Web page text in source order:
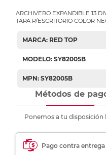
ARCHIVERO EXPANDIBLE 13
TAPA P/ESCRITORIO COLOR
MARCA: RED TOP
MODELO: SY82005B
MPN: SY82005B
Métodos de
Ponemos a tu disposición
Pago contra entrega